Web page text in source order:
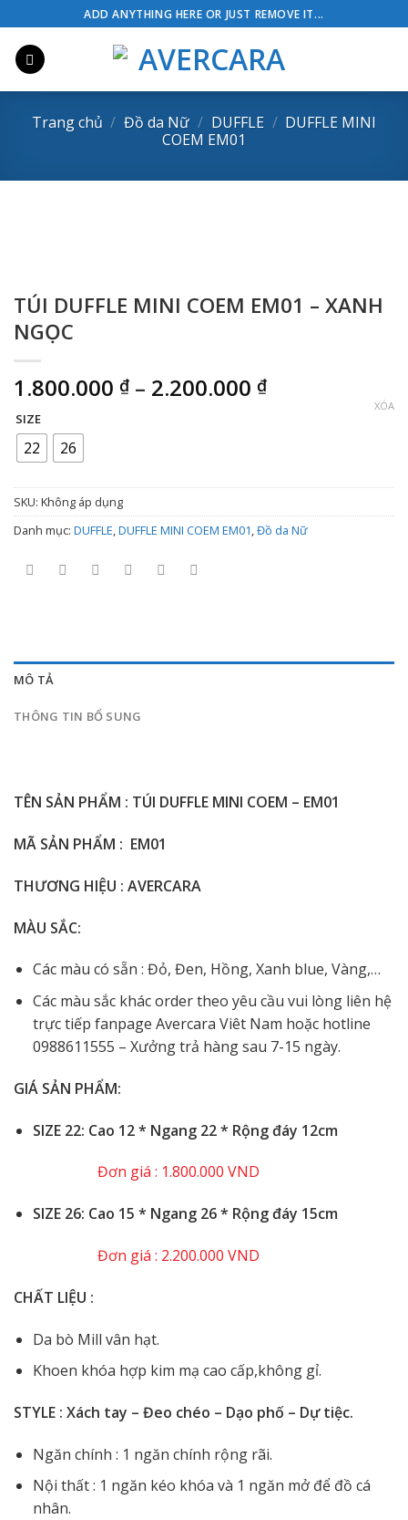
to
content
ADD ANYTHING HERE OR JUST REMOVE IT...
Trang chủ / Đồ da Nữ / DUFFLE / DUFFLE MINI
COEM EM01
TÚI DUFFLE MINI COEM EM01 – XANH
NGỌC
1.800.000 ₫ – 2.200.000 ₫Khoảng
2.200.000 ₫
SIZE
22 26
XÓA
SKU: Không áp dụng
Danh mục: DUFFLE,DUFFLE MINI COEM EM01,Đồ da Nữ
MÔ TẢ
THÔNG TIN BỔ SUNG
TÊN SẢN PHẨM : TÚI DUFFLE MINI COEM – EM01
MÃ SẢN PHẨM : EM01
THƯƠNG HIỆU : AVERCARA
MÀU SẮC:
Các màu có sẵn : Đỏ, Đen, Hồng, Xanh blue, Vàng,…
Các màu sắc khác order theo yêu cầu vui lòng liên hệ
trực tiếp fanpage Avercara Viêt Nam hoặc hotline
0988611555 – Xưởng trả hàng sau 7-15 ngày.
GIÁ SẢN PHẨM:
SIZE 22: Cao 12 * Ngang 22 * Rộng đáy 12cm
Đơn giá : 1.800.000 VND
️SIZE 26: Cao 15 * Ngang 26 * Rộng đáy 15cm
Đơn giá : 2.200.000 VND
CHẤT LIỆU :
Da bò Mill vân hạt.
Khoen khóa hợp kim mạ cao cấp,không gỉ.
STYLE : Xách tay – Đeo chéo – Dạo phố – Dự tiệc.
Ngăn chính : 1 ngăn chính rộng rãi.
Nội thất : 1 ngăn kéo khóa và 1 ngăn mở để đồ cá
nhân.